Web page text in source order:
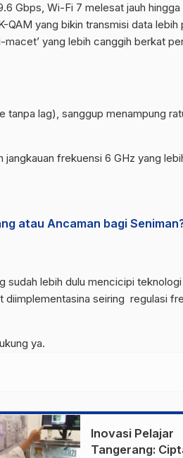
Gbps, Wi-Fi 7 melesat jauh hingga
yang bikin transmisi data lebih
yang lebih canggih berkat
tanpa lag), sanggup menampung
frekuensi 6 GHz yang
atau Ancaman bagi
sudah lebih dulu mencicipi teknologi
diimplementasina seiring regulasi
ya.
Inovasi Pelajar
Tangerang: